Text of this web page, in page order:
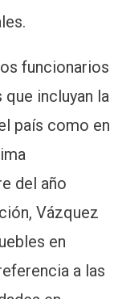
funcionarios
incluyan la
país como en
del año
Vázquez
en
a las